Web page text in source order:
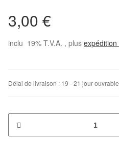
3,00 €
inclu 19% T.V.A. , plus expédition
Délai de livraison : 19 - 21 jour ouvrable